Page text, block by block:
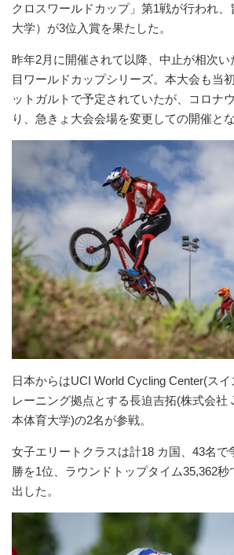
クロスワールドカップ」第1戦が行われ
大学）が3位入賞を果たした。
昨年2月に開催されて以降、中止が相次
目ワールドカップシリーズ。本大会も当
ットガルトで予定されていたが、コロナ
り、急きょ大会会場を変更しての開催とな
日本からはUCI World Cycling Center(ス
レーニング拠点とする長迫吉拓(株式会社
本体育大学)の2名が参戦。
女子エリートクラスは計18 カ国、43名で
勝を1位、ラウンドトップタイム35,362
出した。